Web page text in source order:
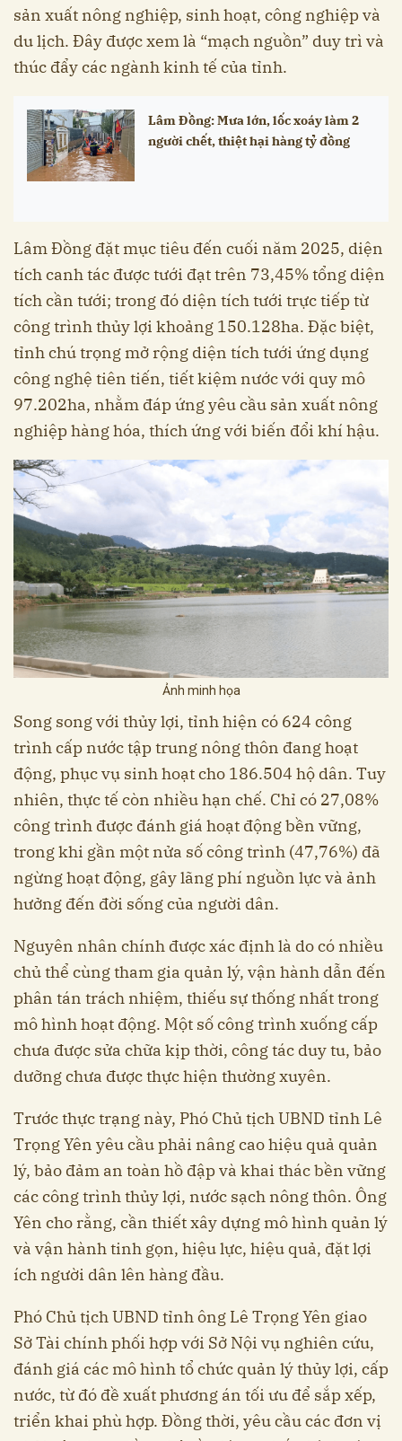
sản xuất nông nghiệp, sinh hoạt, công nghiệp và
du lịch. Đây được xem là “mạch nguồn” duy trì và
thúc đẩy các ngành kinh tế của tỉnh.
Lâm Đồng: Mưa lớn, lốc xoáy làm 2
người chết, thiệt hại hàng tỷ đồng
Lâm Đồng đặt mục tiêu đến cuối năm 2025, diện
tích canh tác được tưới đạt trên 73,45% tổng diện
tích cần tưới; trong đó diện tích tưới trực tiếp từ
công trình thủy lợi khoảng 150.128ha. Đặc biệt,
tỉnh chú trọng mở rộng diện tích tưới ứng dụng
công nghệ tiên tiến, tiết kiệm nước với quy mô
97.202ha, nhằm đáp ứng yêu cầu sản xuất nông
nghiệp hàng hóa, thích ứng với biến đổi khí hậu.
Ảnh minh họa
Song song với thủy lợi, tỉnh hiện có 624 công
trình cấp nước tập trung nông thôn đang hoạt
động, phục vụ sinh hoạt cho 186.504 hộ dân. Tuy
nhiên, thực tế còn nhiều hạn chế. Chỉ có 27,08%
công trình được đánh giá hoạt động bền vững,
trong khi gần một nửa số công trình (47,76%) đã
ngừng hoạt động, gây lãng phí nguồn lực và ảnh
hưởng đến đời sống của người dân.
Nguyên nhân chính được xác định là do có nhiều
chủ thể cùng tham gia quản lý, vận hành dẫn đến
phân tán trách nhiệm, thiếu sự thống nhất trong
mô hình hoạt động. Một số công trình xuống cấp
chưa được sửa chữa kịp thời, công tác duy tu, bảo
dưỡng chưa được thực hiện thường xuyên.
Trước thực trạng này, Phó Chủ tịch UBND tỉnh Lê
Trọng Yên yêu cầu phải nâng cao hiệu quả quản
lý, bảo đảm an toàn hồ đập và khai thác bền vững
các công trình thủy lợi, nước sạch nông thôn. Ông
Yên cho rằng, cần thiết xây dựng mô hình quản lý
và vận hành tinh gọn, hiệu lực, hiệu quả, đặt lợi
ích người dân lên hàng đầu.
Phó Chủ tịch UBND tỉnh ông Lê Trọng Yên giao
Sở Tài chính phối hợp với Sở Nội vụ nghiên cứu,
đánh giá các mô hình tổ chức quản lý thủy lợi, cấp
nước, từ đó đề xuất phương án tối ưu để sắp xếp,
triển khai phù hợp. Đồng thời, yêu cầu các đơn vị